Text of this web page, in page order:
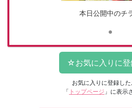
本日公開中のチ
お気に入りに登録し
「 トップページ 」に表示